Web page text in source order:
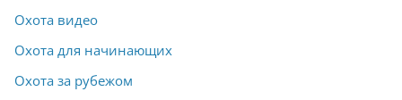
Охота видео
Охота для начинающих
Охота за рубежом